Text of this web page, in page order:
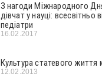
З нагоди Міжнародного
дівчат у науці: всесвітньо
педіатри
16.02.2017
Культура статевого життя
12.02.2013